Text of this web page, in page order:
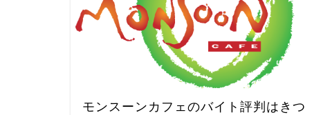
モンスーンカフェのバイト評判はきつ